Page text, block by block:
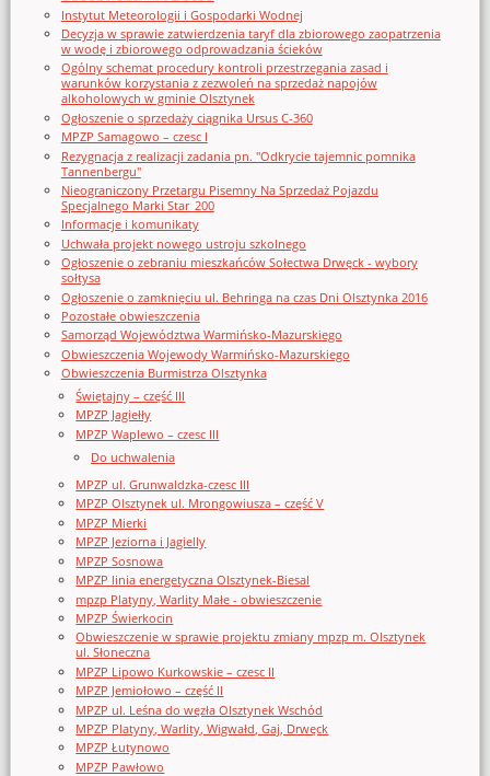
Instytut Meteorologii i Gospodarki Wodnej
Decyzja w sprawie zatwierdzenia taryf dla zbiorowego zaopatrzenia
w wodę i zbiorowego odprowadzania ścieków
Ogólny schemat procedury kontroli przestrzegania zasad i
warunków korzystania z zezwoleń na sprzedaż napojów
alkoholowych w gminie Olsztynek
Ogłoszenie o sprzedaży ciągnika Ursus C-360
MPZP Samagowo – czesc I
Rezygnacja z realizacji zadania pn. "Odkrycie tajemnic pomnika
Tannenbergu"
Nieograniczony Przetargu Pisemny Na Sprzedaż Pojazdu
Specjalnego Marki Star_200
Informacje i komunikaty
Uchwała projekt nowego ustroju szkolnego
Ogłoszenie o zebraniu mieszkańców Sołectwa Drwęck - wybory
sołtysa
Ogłoszenie o zamknięciu ul. Behringa na czas Dni Olsztynka 2016
Pozostałe obwieszczenia
Samorząd Województwa Warmińsko-Mazurskiego
Obwieszczenia Wojewody Warmińsko-Mazurskiego
Obwieszczenia Burmistrza Olsztynka
Świętajny – część III
MPZP Jagiełły
MPZP Waplewo – czesc III
Do uchwalenia
MPZP ul. Grunwaldzka-czesc III
MPZP Olsztynek ul. Mrongowiusza – część V
MPZP Mierki
MPZP Jeziorna i Jagielly
MPZP Sosnowa
MPZP linia energetyczna Olsztynek-Biesal
mpzp Platyny, Warlity Małe - obwieszczenie
MPZP Świerkocin
Obwieszczenie w sprawie projektu zmiany mpzp m. Olsztynek
ul. Słoneczna
MPZP Lipowo Kurkowskie – czesc II
MPZP Jemiołowo – część II
MPZP ul. Leśna do węzła Olsztynek Wschód
MPZP Platyny, Warlity, Wigwałd, Gaj, Drwęck
MPZP Łutynowo
MPZP Pawłowo